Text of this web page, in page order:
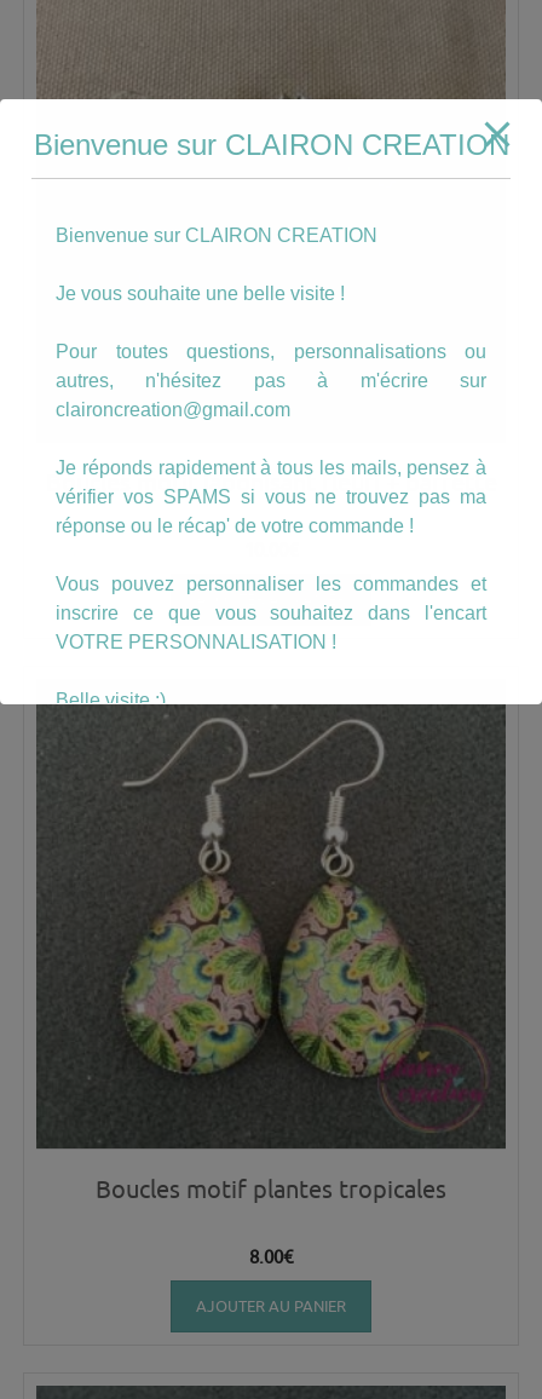
Boucles motif japonisant fleuri + barrette
Boucles motif plantes tropicales
8.00€
AJOUTER AU PANIER
Bienvenue sur CLAIRON CREATION
Bienvenue sur CLAIRON CREATION
Je vous souhaite une belle visite !
Pour toutes questions, personnalisations ou
autres, n'hésitez pas à m'écrire sur
claironcreation@gmail.com
Je réponds rapidement à tous les mails, pensez à
vérifier vos SPAMS si vous ne trouvez pas ma
réponse ou le récap' de votre commande !
Vous pouvez personnaliser les commandes et
inscrire ce que vous souhaitez dans l'encart
VOTRE PERSONNALISATION !
Belle visite :)